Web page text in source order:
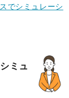
でシミュレーシ
ミュ